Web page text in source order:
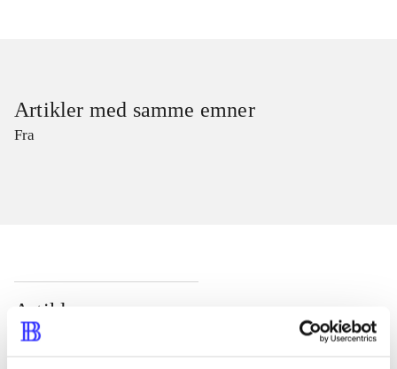
Artikler med samme emner
Fra
Artikler
Alle registrerede artikler fordelt på udgivelser